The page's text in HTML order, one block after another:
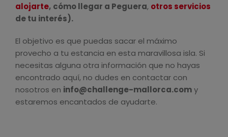
alojarte, cómo llegar a Peguera, otros servicios
de tu interés).
El objetivo es que puedas sacar el máximo
provecho a tu estancia en esta maravillosa isla. Si
necesitas alguna otra información que no hayas
encontrado aquí, no dudes en contactar con
nosotros en info@challenge-mallorca.comy
estaremos encantados de ayudarte.